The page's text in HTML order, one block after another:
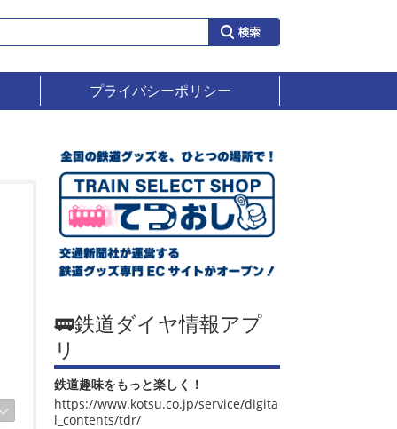
プライバシーポリシー
🚃鉄道ダイヤ情報アプ
リ
鉄道趣味をもっと楽しく！
https://www.kotsu.co.jp/service/digita
l_contents/tdr/